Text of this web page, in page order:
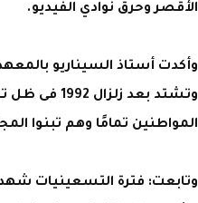
الأقصر وحرق نوادي الفيديو.
وأكدت أستاذ السيناريو
وتشتد بعد
المواطنين تمامًا وهم تبنوا
وتابعت: فترة التسعينيات